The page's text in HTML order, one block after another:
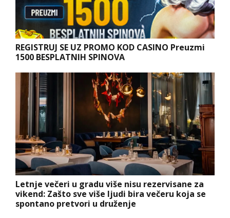
REGISTRUJ SE UZ PROMO KOD CASINO Preuzmi
1500 BESPLATNIH SPINOVA
Letnje večeri u gradu više nisu rezervisane za
vikend: Zašto sve više ljudi bira večeru koja se
spontano pretvori u druženje